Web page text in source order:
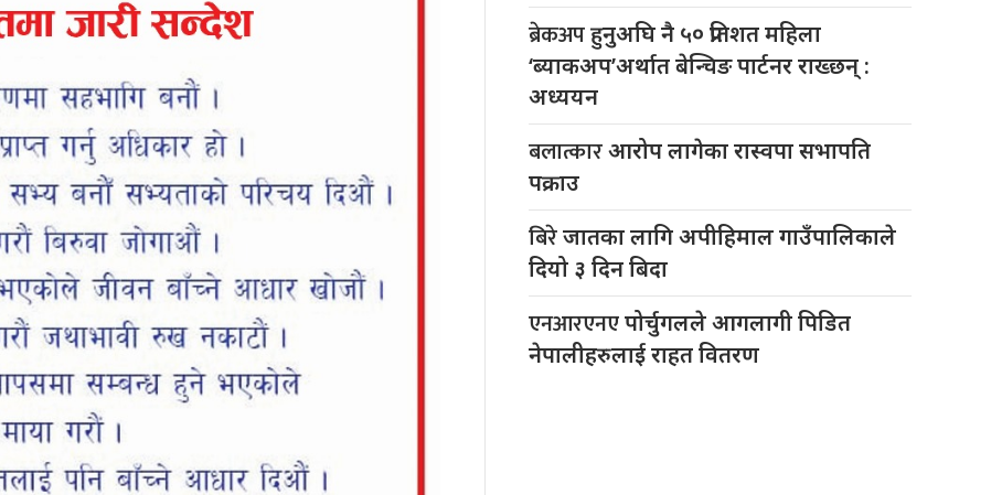
ब्रेकअपहुनुअघि नै ५० प्रतिशत महिला
‘ब्याकअप’अर्थात बेन्चिङ पार्टनर राख्छन् :
अध्ययन
बलात्कारआरोप लागेका रास्वपा सभापति
पक्राउ
बिरेजातका लागि अपीहिमाल गाउँपालिकाले
दियो ३ दिन बिदा
एनआरएनएपोर्चुगलले आगलागी पिडित
नेपालीहरुलाई राहत वितरण